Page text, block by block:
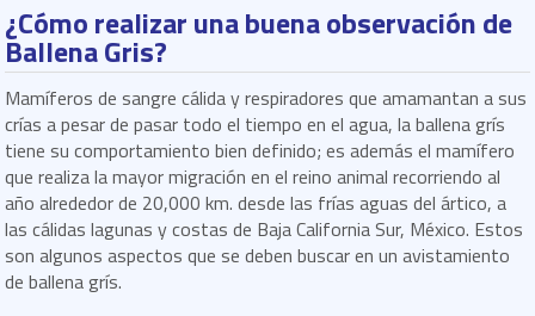
¿Cómo realizar una buena observación de
Ballena Gris?
Mamíferos de sangre cálida y respiradores que amamantan a sus
crías a pesar de pasar todo el tiempo en el agua, la ballena grís
tiene su comportamiento bien definido; es además el mamífero
que realiza la mayor migración en el reino animal recorriendo al
año alrededor de 20,000 km. desde las frías aguas del ártico, a
las cálidas lagunas y costas de Baja California Sur, México. Estos
son algunos aspectos que se deben buscar en un avistamiento
de ballena grís.